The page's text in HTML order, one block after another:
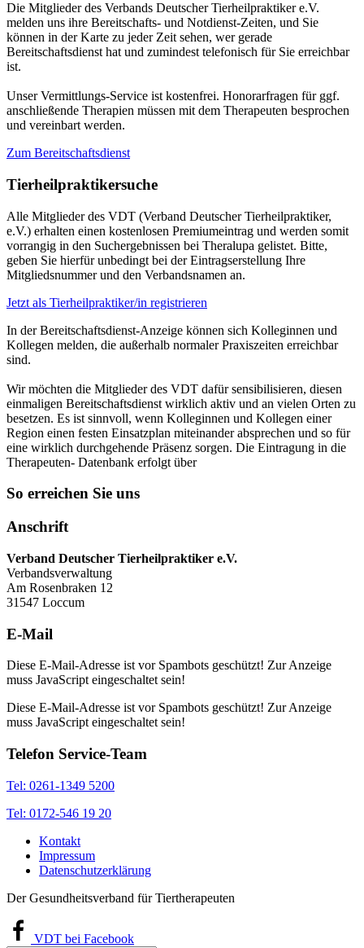
Die Mitglieder des Verbands Deutscher Tierheilpraktiker e.V.
melden uns ihre Bereitschafts- und Notdienst-Zeiten, und Sie
können in der Karte zu jeder Zeit sehen, wer gerade
Bereitschaftsdienst hat und zumindest telefonisch für Sie erreichbar
ist.
Unser Vermittlungs-Service ist kostenfrei. Honorarfragen für ggf.
anschließende Therapien müssen mit dem Therapeuten besprochen
und vereinbart werden.
Zum Bereitschaftsdienst
Tierheilpraktikersuche
Alle Mitglieder des VDT (Verband Deutscher Tierheilpraktiker,
e.V.) erhalten einen kostenlosen Premiumeintrag und werden somit
vorrangig in den Suchergebnissen bei Theralupa gelistet. Bitte,
geben Sie hierfür unbedingt bei der Eintragserstellung Ihre
Mitgliedsnummer und den Verbandsnamen an.
Jetzt als Tierheilpraktiker/in registrieren
In der Bereitschaftsdienst-Anzeige können sich Kolleginnen und
Kollegen melden, die außerhalb normaler Praxiszeiten erreichbar
sind.
Wir möchten die Mitglieder des VDT dafür sensibilisieren, diesen
einmaligen Bereitschaftsdienst wirklich aktiv und an vielen Orten zu
besetzen. Es ist sinnvoll, wenn Kolleginnen und Kollegen einer
Region einen festen Einsatzplan miteinander absprechen und so für
eine wirklich durchgehende Präsenz sorgen. Die Eintragung in die
Therapeuten- Datenbank erfolgt über
So erreichen Sie uns
Anschrift
Verband Deutscher Tierheilpraktiker e.V.
Verbandsverwaltung
Am Rosenbraken 12
31547 Loccum
E-Mail
Diese E-Mail-Adresse ist vor Spambots geschützt! Zur Anzeige
muss JavaScript eingeschaltet sein!
Diese E-Mail-Adresse ist vor Spambots geschützt! Zur Anzeige
muss JavaScript eingeschaltet sein!
Telefon Service-Team
Tel: 0261-1349 5200
Tel: 0172-546 19 20
Kontakt
Impressum
Datenschutzerklärung
Der Gesundheitsverband für Tiertherapeuten
VDT bei Facebook